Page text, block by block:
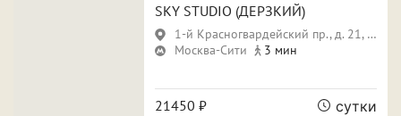
SKY STUDIO (ДЕРЗКИЙ)
1-й Красногвардейский пр., д. 21, стр. 1
Москва-Сити
3 мин
21450 ₽ сутки